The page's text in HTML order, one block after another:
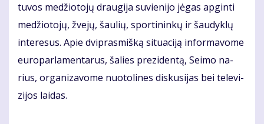
tu­vos me­džio­to­jų drau­gi­ja su­vie­ni­jo jė­gas ap­gin­ti
me­džio­to­jų, žve­jų, šau­lių, spor­ti­nin­kų ir šau­dyk­lų
in­te­re­sus. Apie dvi­pras­miš­ką si­tu­a­ci­ją in­for­ma­vo­me
eu­ro­par­la­men­ta­rus, ša­lies pre­zi­den­tą, Sei­mo na­
rius, or­ga­ni­za­vo­me nuo­to­li­nes dis­ku­si­jas bei te­le­vi­
zi­jos lai­das.